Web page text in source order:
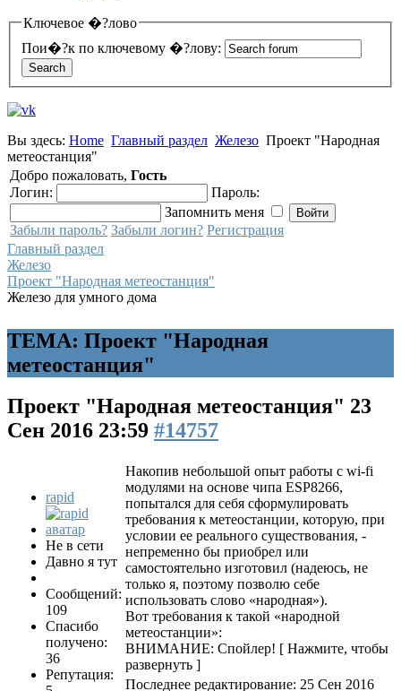
Ключевое �?лово
Пои�?к по ключевому �?лову:
Вы здесь: Home Главный раздел Железо Проект "Народная
метеостанция"
Добро пожаловать, Гость
Логин:
Пароль:
Запомнить меня
Забыли пароль? Забыли логин? Регистрация
Главный раздел
Железо
Проект "Народная метеостанция"
Железо для умного дома
ТЕМА: Проект "Народная
метеостанция"
Проект "Народная метеостанция" 23
Сен 2016 23:59 #14757
rapid
Не в сети
Давно я тут
Сообщений:
109
Спасибо
получено:
36
Репутация:
Накопив небольшой опыт работы с wi-fi
модулями на основе чипа ESP8266,
попытался для себя сформулировать
требования к метеостанции, которую, при
условии ее реального существования, -
непременно бы приобрел или
самостоятельно изготовил (надеюсь, не
только я, поэтому позволю себе
использовать слово «народная»).
Вот требования к такой «народной
метеостанции»:
ВНИМАНИЕ: Спойлер! [ Нажмите, чтобы
развернуть ]
Последнее редактирование: 25 Сен 2016